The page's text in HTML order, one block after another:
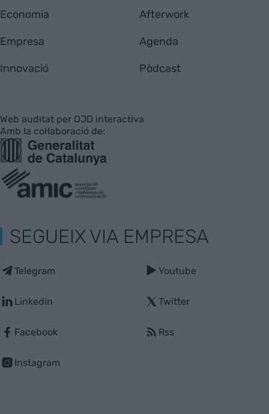
Economia
Empresa
Innovació
Afterwork
Agenda
Pòdcast
Web auditat per OJD interactiva
Amb la col·laboració de:
SEGUEIX VIA EMPRESA
Telegram
Linkedin
Facebook
Instagram
Youtube
Twitter
Rss